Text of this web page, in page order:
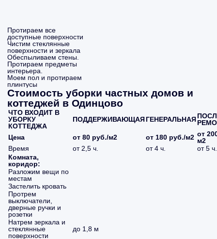
Протираем все
доступные поверхности
Чистим стеклянные
поверхности и зеркала
Обеспыливаем стены.
Протираем предметы
интерьера.
Моем пол и протираем
плинтусы
Стоимость уборки частных домов и
коттеджей в Одинцово
ЧТО ВХОДИТ В
УБОРКУ
КОТТЕДЖА
ПОДДЕРЖИВАЮЩАЯГЕНЕРАЛЬНАЯ
Цена
от 80 руб./м2 от 180 руб./м2 от
м2
Время
от 2,5 ч. от 4 ч.
от 5 ч.
Комната,
коридор:
Разложим вещи по
местам
Застелить кровать
Протрем
выключатели,
дверные ручки и
розетки
Натрем зеркала и
стеклянные
поверхности
до 1,8 м